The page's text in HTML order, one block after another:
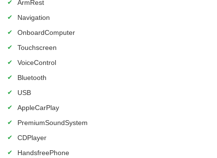
✔ ArmRest
✔ Navigation
✔ OnboardComputer
✔ Touchscreen
✔ VoiceControl
✔ Bluetooth
✔ USB
✔ AppleCarPlay
✔ PremiumSoundSystem
✔ CDPlayer
✔ HandsfreePhone